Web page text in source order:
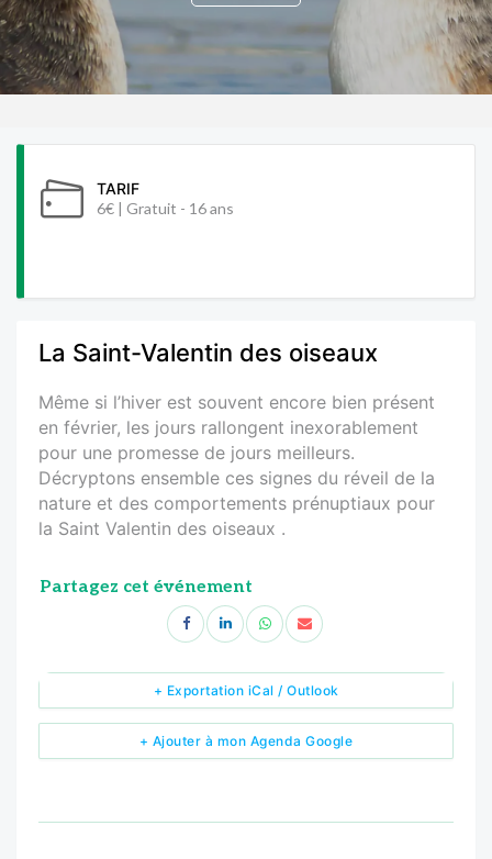
TARIF
6€ | Gratuit - 16 ans
La Saint-Valentin des oiseaux
Même si l’hiver est souvent encore bien présent
en février, les jours rallongent inexorablement
pour une promesse de jours meilleurs.
Décryptons ensemble ces signes du réveil de la
nature et des comportements prénuptiaux pour
la Saint Valentin des oiseaux .
Partagez cet événement
+ Ajouter à mon Agenda Google
+ Exportation iCal / Outlook